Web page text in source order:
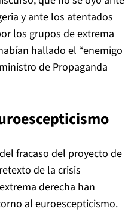
y ante los atentados
los grupos de extrema
hallado el “enemigo
de Propaganda
fracaso del proyecto de
de la crisis
derecha han
al euroescepticismo.